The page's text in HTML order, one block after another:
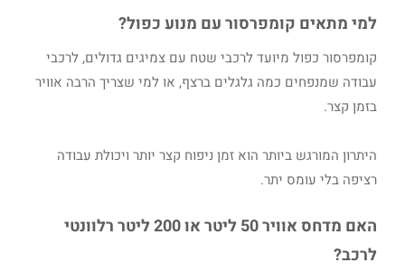
למי מתאים קומפרסור עם מנוע כפול?
קומפרסור כפול מיועד לרכבי שטח עם צמיגים גדולים, לרכבי
עבודה שמנפחים כמה גלגלים ברצף, או למי שצריך הרבה אוויר
בזמן קצר.
היתרון המורגש ביותר הוא זמן ניפוח קצר יותר ויכולת עבודה
רציפה בלי עומס יתר.
האם מדחס אוויר 50 ליטר או 200 ליטר רלוונטי
לרכב?